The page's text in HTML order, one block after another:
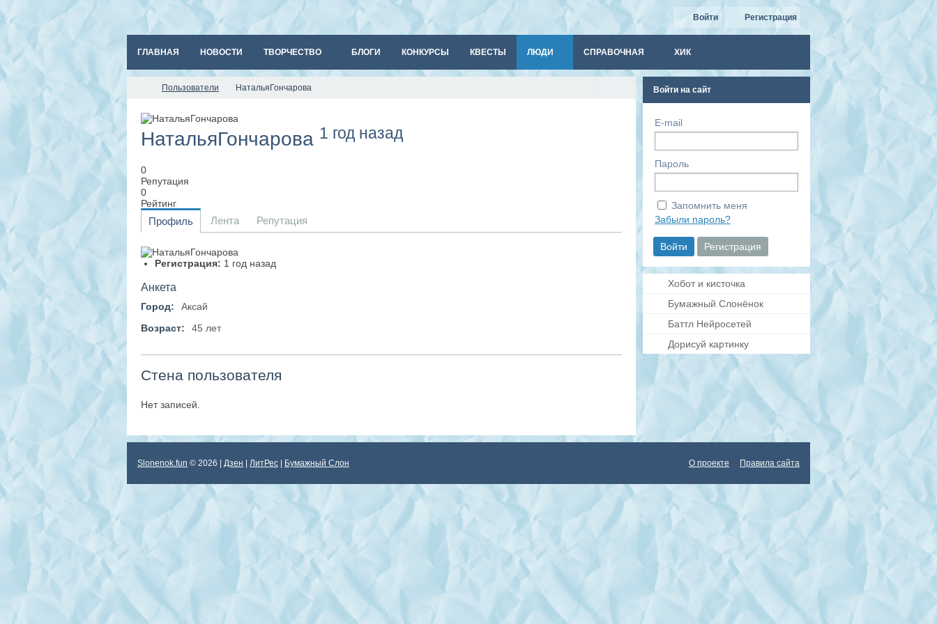
Войти Регистрация
ГЛАВНАЯ НОВОСТИ ТВОРЧЕСТВО БЛОГИ КОНКУРСЫ КВЕСТЫ ЛЮДИ СПРАВОЧНАЯ ХИК
Пользователи НатальяГончарова
НатальяГончарова 1 год назад
0
Репутация
0
Рейтинг
Профиль Лента Репутация
Регистрация: 1 год назад
Анкета
Город:
Аксай
Возраст:
45 лет
Стена пользователя
Нет записей.
Войти на сайт
E-mail
Пароль
Запомнить меня
Забыли пароль?
Хобот и кисточка
Бумажный Слонёнок
Баттл Нейросетей
Дорисуй картинку
Slonenok.fun © 2026 | Дзен ЛитРес Бумажный Слон О проекте Правила сайта